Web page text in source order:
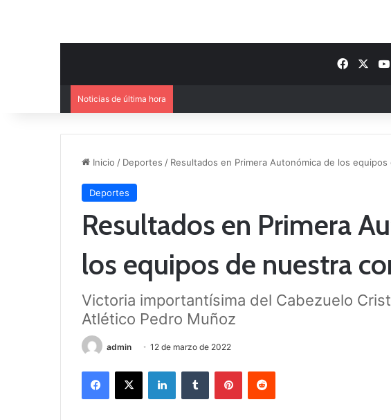
Noticias de última hora
Inicio / Deportes / Resultados en Primera Autonómica de los
Deportes
Resultados en Primera
los equipos de nuestra
Victoria importantísima del Cabezuelo
Atlético Pedro Muñoz
admin 12 de marzo de 2022